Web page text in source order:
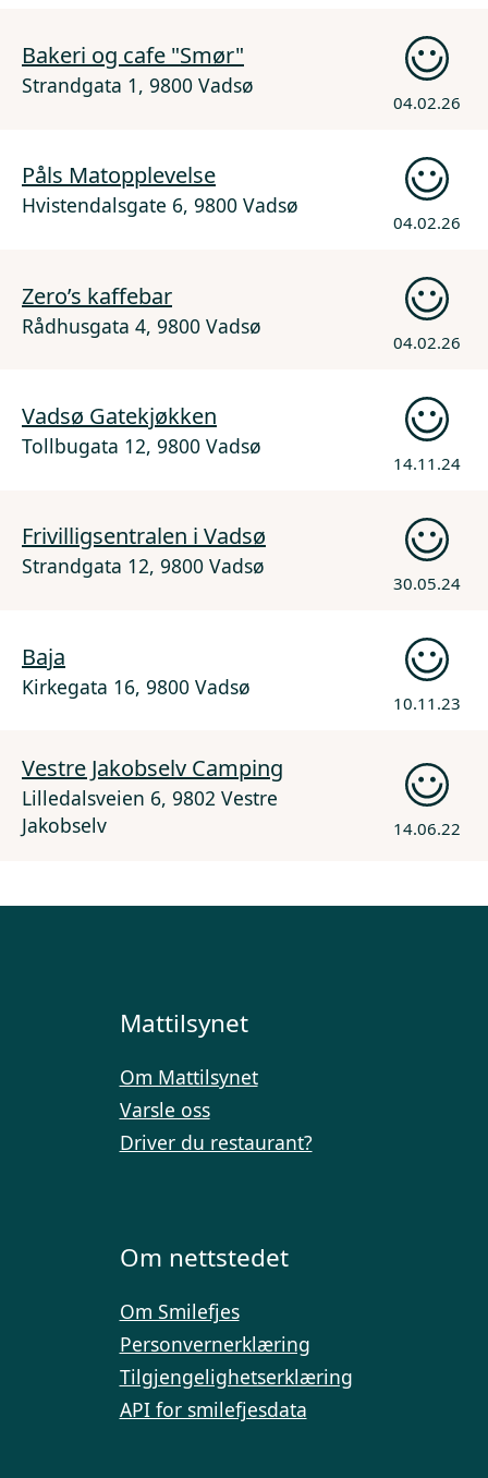
Bakeri og cafe "Smør"
Strandgata 1, 9800 Vadsø
04.02.26
Påls Matopplevelse
Hvistendalsgate 6, 9800 Vadsø
04.02.26
Zero’s kaffebar
Rådhusgata 4, 9800 Vadsø
04.02.26
Vadsø Gatekjøkken
Tollbugata 12, 9800 Vadsø
14.11.24
Frivilligsentralen i Vadsø
Strandgata 12, 9800 Vadsø
30.05.24
Baja
Kirkegata 16, 9800 Vadsø
10.11.23
Vestre Jakobselv Camping
Lilledalsveien 6, 9802 Vestre
Jakobselv
14.06.22
Mattilsynet
Om Mattilsynet
Varsle oss
Driver du restaurant?
Om nettstedet
Om Smilefjes
Personvernerklæring
Tilgjengelighetserklæring
API for smilefjesdata